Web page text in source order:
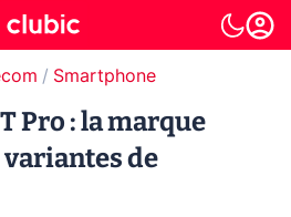
Smartphone
Pro : la marque
de